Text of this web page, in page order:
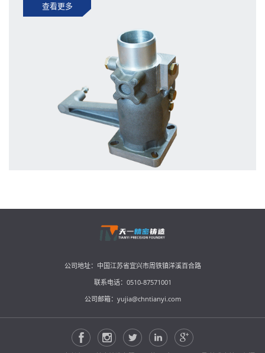
查看更多
公司地址：中国江苏省宜兴市周铁镇洋溪百合路
联系电话：0510-87571001
公司邮箱： yujia@chntianyi.com